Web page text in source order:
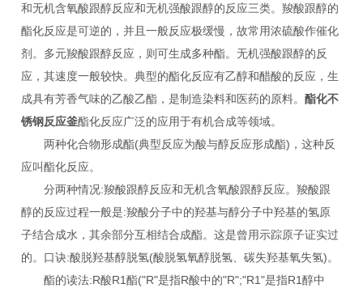
和无机含氧酸跟醇反应和无机强酸跟醇的反应三类。羧酸跟醇的
酯化反应是可逆的，并且一般反应极缓慢，故常用浓硫酸作催化
剂。多元羧酸跟醇反应，则可生成多种酯。无机强酸跟醇的反
应，其速度一般较快。典型的酯化反应有乙醇和醋酸的反应，生
成具有芳香气味的乙酸乙酯，是制造染料和医药的原料。酯化不
锈钢反应釜酯化反应广泛的应用于有机合成等领域。
两种化合物形成酯(典型反应为酸与醇反应形成酯)，这种反
应叫酯化反应。
分两种情况:羧酸跟醇反应和无机含氧酸跟醇反应。羧酸跟
醇的反应过程一般是:羧酸分子中的羟基与醇分子中羟基的氢原
子结合成水，其余部分互相结合成酯。这是曾用示踪原子证实过
的。口诀:酸脱羟基醇脱氢(酸脱氢氧醇脱氢、碳失羟基氧失氢)。
酯的读法:R酸R1酯("R"是指R酸中的"R";"R1"是指R1醇中